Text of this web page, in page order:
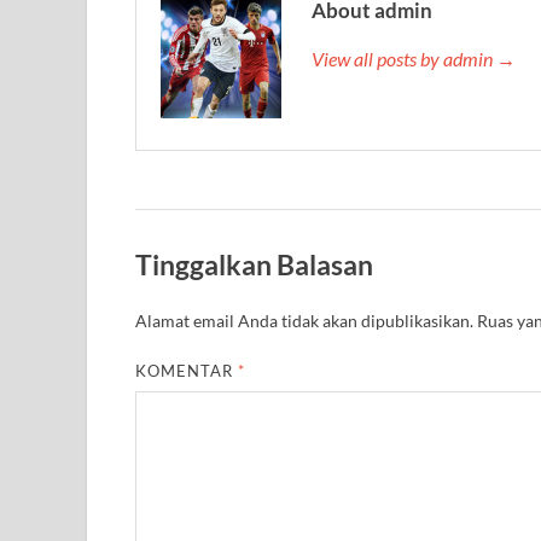
About admin
View all posts by admin →
Tinggalkan Balasan
Alamat email Anda tidak akan dipublikasikan. Ruas
KOMENTAR *